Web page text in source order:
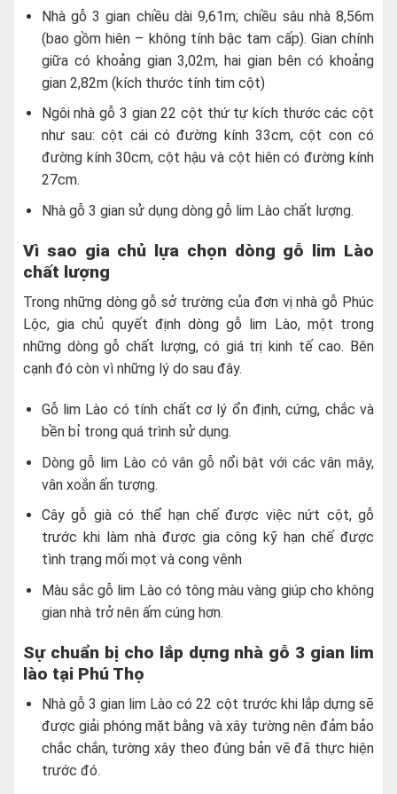
Nhà gỗ 3 gian chiều dài 9,61m; chiều sâu nhà 8,56m
(bao gồm hiên – không tính bậc tam cấp). Gian chính
giữa có khoảng gian 3,02m, hai gian bên có khoảng
gian 2,82m (kích thước tính tim cột)
Ngôi nhà gỗ 3 gian 22 cột thứ tự kích thước các cột
như sau: cột cái có đường kính 33cm, cột con có
đường kính 30cm, cột hậu và cột hiên có đường kính
27cm.
Nhà gỗ 3 gian sử dụng dòng gỗ lim Lào chất lượng.
Vì sao gia chủ lựa chọn dòng gỗ lim Lào
chất lượng
Trong những dòng gỗ sở trường của đơn vị nhà gỗ Phúc
Lộc, gia chủ quyết định dòng gỗ lim Lào, một trong
những dòng gỗ chất lượng, có giá trị kinh tế cao. Bên
cạnh đó còn vì những lý do sau đây.
Gỗ lim Lào có tính chất cơ lý ổn định, cứng, chắc và
bền bỉ trong quá trình sử dụng.
Dòng gỗ lim Lào có vân gỗ nổi bật với các vân mây,
vân xoắn ấn tượng.
Cây gỗ già có thể hạn chế được việc nứt cột, gỗ
trước khi làm nhà được gia công kỹ hạn chế được
tình trạng mối mọt và cong vênh
Màu sắc gỗ lim Lào có tông màu vàng giúp cho không
gian nhà trở nên ấm cúng hơn.
Sự chuẩn bị cho lắp dựng nhà gỗ 3 gian lim
lào tại Phú Thọ
Nhà gỗ 3 gian lim Lào có 22 cột trước khi lắp dựng sẽ
được giải phóng mặt bằng và xây tường nên đảm bảo
chắc chắn, tường xây theo đúng bản vẽ đã thực hiện
trước đó.